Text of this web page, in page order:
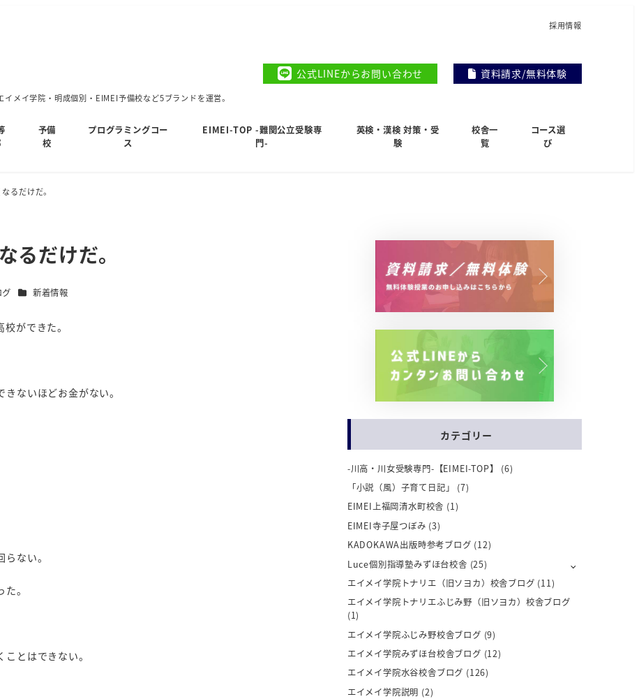
採用情報
メイ学院・明成個別・EIMEI予備校など5ブランドを運営。
公式LINEからお問い合わせ 資料請求/無料体験
予備
校
プログラミングコー
ス
EIMEI-TOP -難関公立受験専
門-
英検・漢検 対策・受
験
校舎一
覧
コース選
び
るだけだ。
るだけだ。
カテゴリー
新着情報
ができた。
ないほどお金がない。
ない。
。
とはできない。
カテゴリー
-川高・川女受験専門-【EIMEI-TOP】
(6)
「小説（風）子育て日記」
(7)
EIMEI上福岡清水町校舎 (1)
EIMEI寺子屋つぼみ (3)
KADOKAWA出版時参考ブログ (12)
Luce個別指導塾みずほ台校舎 (25)
エイメイ学院トナリエ（旧ソヨカ）校舎ブログ (11)
エイメイ学院トナリエふじみ野（旧ソヨカ）校舎ブログ
(1)
エイメイ学院ふじみ野校舎ブログ (9)
エイメイ学院みずほ台校舎ブログ (12)
エイメイ学院水谷校舎ブログ (126)
エイメイ学院説明 (2)